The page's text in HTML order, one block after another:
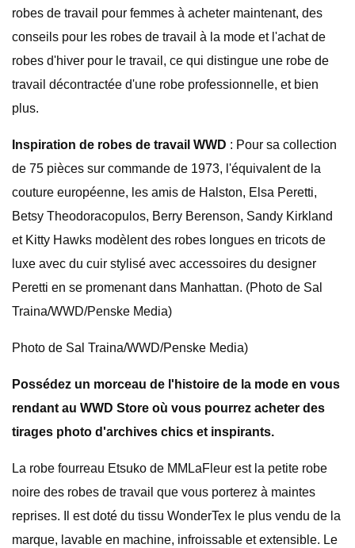
robes de travail pour femmes à acheter maintenant, des
conseils pour les robes de travail à la mode et l'achat de
robes d'hiver pour le travail, ce qui distingue une robe de
travail décontractée d'une robe professionnelle, et bien
plus.
Inspiration de robes de travail WWD : Pour sa collection
de 75 pièces sur commande de 1973, l'équivalent de la
couture européenne, les amis de Halston, Elsa Peretti,
Betsy Theodoracopulos, Berry Berenson, Sandy Kirkland
et Kitty Hawks modèlent des robes longues en tricots de
luxe avec du cuir stylisé avec accessoires du designer
Peretti en se promenant dans Manhattan. (Photo de Sal
Traina/WWD/Penske Media)
Photo de Sal Traina/WWD/Penske Media)
Possédez un morceau de l'histoire de la mode en vous
rendant au WWD Store où vous pourrez acheter des
tirages photo d'archives chics et inspirants.
La robe fourreau Etsuko de MMLaFleur est la petite robe
noire des robes de travail que vous porterez à maintes
reprises. Il est doté du tissu WonderTex le plus vendu de la
marque, lavable en machine, infroissable et extensible. Le